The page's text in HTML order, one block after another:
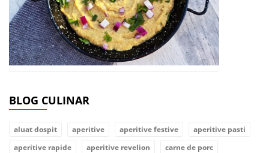
BLOG CULINAR
aluat dospit aperitive aperitive festive
aperitive pasti
aperitive rapide
aperitive revelion
carne de porc